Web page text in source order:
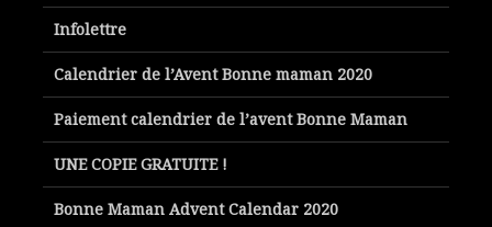
Infolettre
Calendrier de l’Avent Bonne maman 2020
Paiement calendrier de l’avent Bonne Maman
UNE COPIE GRATUITE !
Bonne Maman Advent Calendar 2020